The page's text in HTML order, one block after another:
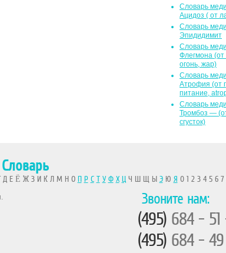
Словарь
Ацидоз ( от
Словарь
Эпидидимит
Словарь
Флегмона
огонь, жар)
Словарь
Атрофия (от
питание,
Словарь
Тромбоз —
сгусток)
Словарь
Д Е Ё Ж З И К Л М Н О П Р С Т У Ф Х ЦЧ Ш Щ Ы ЭЮ Я 0 1 2 3 4 5 6 7
Звоните нам:
(495) 684 - 51
(495) 684 -